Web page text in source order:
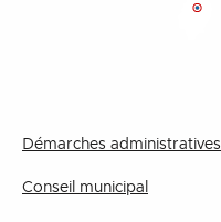
Démarches administratives
Conseil municipal